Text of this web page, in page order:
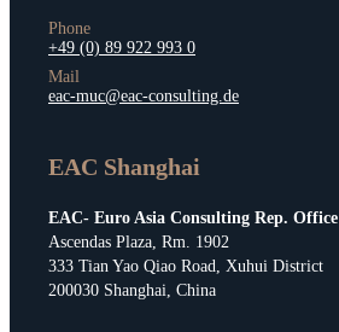
Phone
+49 (0) 89 922 993 0
Mail
eac-muc@eac-consulting.de
EAC Shanghai
EAC- Euro Asia Consulting Rep. Office
Ascendas Plaza, Rm. 1902
333 Tian Yao Qiao Road, Xuhui District
200030 Shanghai, China